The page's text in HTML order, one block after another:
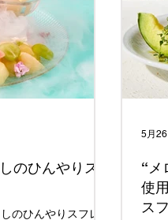
のひんやりスフ
のひんやりスフレパ
“メ
使
ス
5月26